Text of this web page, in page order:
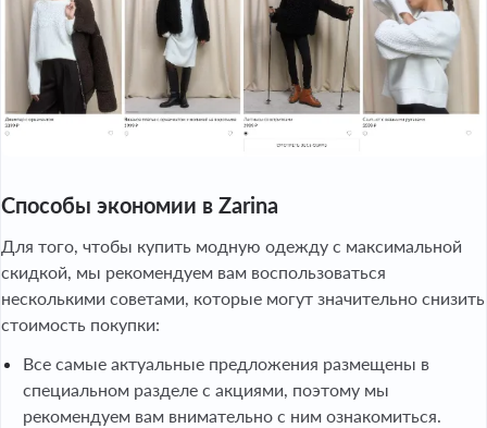
Способы экономии в Zarina
Для того, чтобы купить модную одежду с максимальной
скидкой, мы рекомендуем вам воспользоваться
несколькими советами, которые могут значительно снизить
стоимость покупки:
Все самые актуальные предложения размещены в
специальном разделе с акциями, поэтому мы
рекомендуем вам внимательно с ним ознакомиться.